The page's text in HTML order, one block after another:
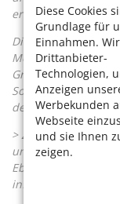
Diese Cookies
Grundlage für
Einnahmen.
Drittanbieter-
Technologien,
Anzeigen
Werbekunden
Webseite
und sie Ihnen
zeigen.
errechnet sich die
Die Deutsche
Monatseinkommen
Grundsicherung zu
Sozialamt der
des Amtes helfen
> Zuständig ist die
und Senioren, die
Ebenso wie die
informieren kann.